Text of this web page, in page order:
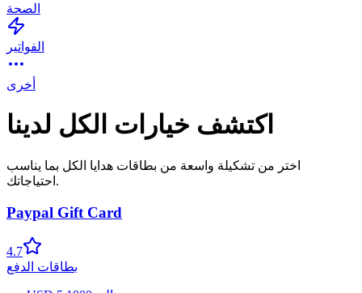
الصحة
الفواتير
أخرى
اكتشف خيارات الكل لدينا
اختر من تشكيلة واسعة من بطاقات هدايا الكل بما يناسب
احتياجاتك.
Paypal Gift Card
4.7
بطاقات الدفع